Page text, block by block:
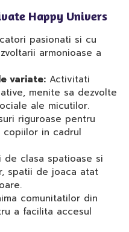
Happy Univers
pasionati si cu
armonioase a
variate: Activitati
menite sa dezvolte
ale micutilor.
riguroase pentru
in cadrul
de clasa spatioase si
spatii de joaca atat
comunitatilor din
a facilita accesul